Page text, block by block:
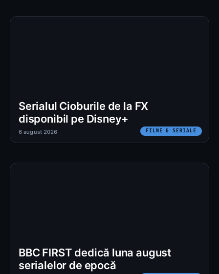
Serialul Cioburile de la FX
disponibil pe Disney+
FILME & SERIALE
6 august 2026
BBC FIRST dedică luna august
serialelor de epocă